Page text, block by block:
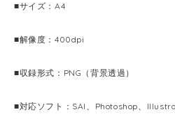
■サイズ：A4
■解像度：400dpi
■収録形式：PNG（背景透過）
■対応ソフト：SAI、Photoshop、